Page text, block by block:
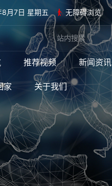
月7日 星期五 无障碍浏览
推荐视频 新闻资讯
家 关于我们